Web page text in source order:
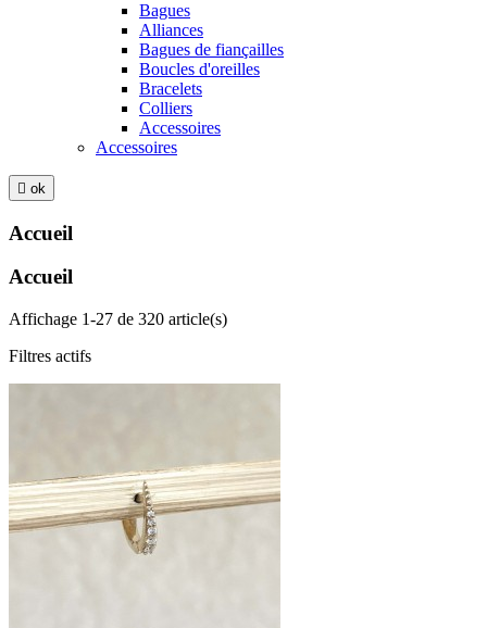
Bagues
Alliances
Bagues de fiançailles
Boucles d'oreilles
Bracelets
Colliers
Accessoires
Accessoires
 ok
Accueil
Accueil
Affichage 1-27 de 320 article(s)
Filtres actifs